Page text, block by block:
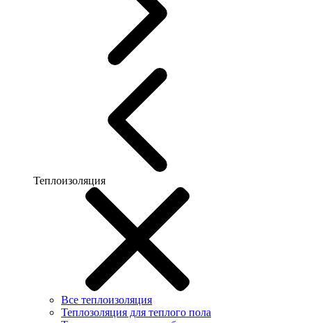
Теплоизоляция
Все теплоизоляция
Теплозоляция для теплого пола